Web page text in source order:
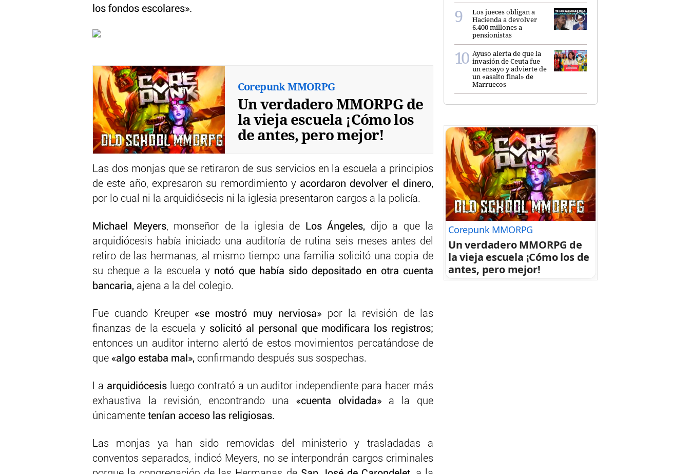
los fondos escolares».
Corepunk MMORPG
Un verdadero MMORPG de
la vieja escuela ¡Cómo los
de antes, pero mejor!
Las dos monjas que se retiraron de sus servicios en la escuela a principios
de este año, expresaron su remordimiento y acordaron devolver el dinero,
por lo cual ni la arquidiósecis ni la iglesia presentaron cargos a la policía.
Michael Meyers, monseñor de la iglesia de Los Ángeles, dijo a que la
arquidiócesis había iniciado una auditoría de rutina seis meses antes del
retiro de las hermanas, al mismo tiempo una familia solicitó una copia de
su cheque a la escuela y notó que había sido depositado en otra cuenta
bancaria, ajena a la del colegio.
Fue cuando Kreuper«se mostró muy nerviosa» por la revisión de las
finanzas de la escuela y solicitó al personal que modificara los registros;
entonces un auditor interno alertó de estos movimientos percatándose de
que «algo estaba mal», confirmando después sus sospechas.
La arquidiócesisluego contrató a un auditor independiente para hacer más
exhaustiva la revisión, encontrando una «cuenta olvidada» a la que
únicamente tenían acceso las religiosas.
Las monjas ya han sido removidas del ministerio y trasladadas a
conventos separados, indicó Meyers, no se interpondrán cargos criminales
Los jueces obligan a
Hacienda a devolver
6.400 millones a
pensionistas
Ayuso alerta de que la
invasión de Ceuta fue
un ensayo y advierte de
un «asalto final» de
Marruecos
Corepunk MMORPG
Un verdadero MMORPG de
la vieja escuela ¡Cómo los de
antes, pero mejor!